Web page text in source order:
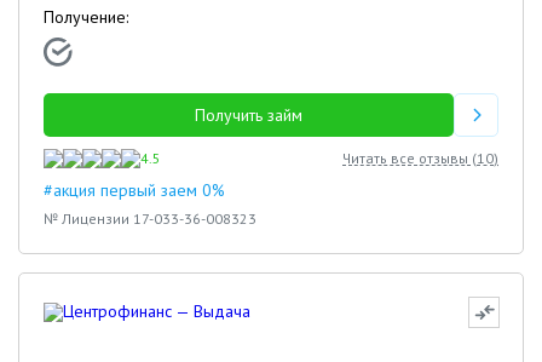
Получение:
Получить займ
4.5 Читать все отзывы (10)
#акция первый заем 0%
№ Лицензии 17-033-36-008323